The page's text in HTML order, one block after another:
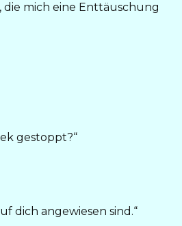
mich eine Enttäuschung
gestoppt?“
dich angewiesen sind.“